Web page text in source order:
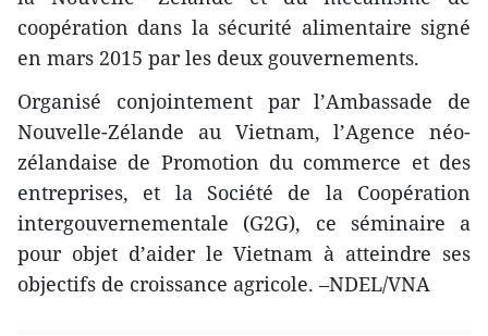
coopération dans la sécurité alimentaire signé
en mars 2015 par les deux gouvernements.
Organisé conjointement par l’Ambassade de
Nouvelle-Zélande au Vietnam, l’Agence néo-
zélandaise de Promotion du commerce et des
entreprises, et la Société de la Coopération
intergouvernementale (G2G), ce séminaire a
pour objet d’aider le Vietnam à atteindre ses
objectifs de croissance agricole. –NDEL/VNA